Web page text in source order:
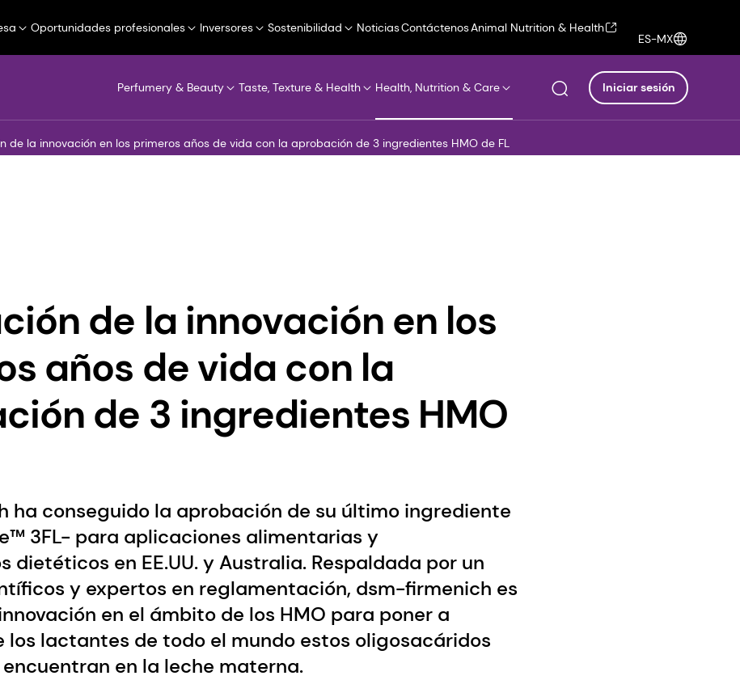
Oportunidades profesionales Inversores Sostenibilidad NoticiasContáctenosAnimal Nutrition & Health
ES-MX
Perfumery & Beauty Taste, Texture & Health Health, Nutrition & Care Iniciar sesión
de la innovación en los primeros años de vida con la aprobación de 3 ingredientes HMO de FL
de la innovación en los
años de vida con la
de 3 ingredientes HMO
ha conseguido la aprobación de su último ingrediente
3FL- para aplicaciones alimentarias y
dietéticos en EE.UU. y Australia. Respaldada por un
y expertos en reglamentación, dsm-firmenich es
en el ámbito de los HMO para poner a
los lactantes de todo el mundo estos oligosacáridos
en la leche materna.